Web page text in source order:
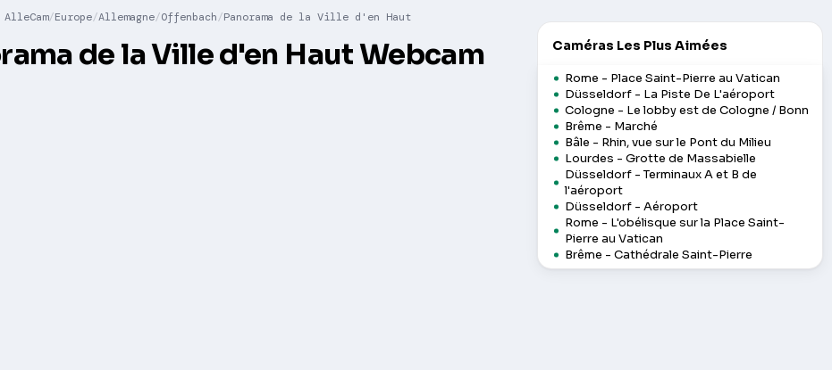
AlleCam Europe Allemagne Offenbach Panorama de la Ville d'en Haut
de la Ville d'en Haut Webcam Caméras Les Plus Aimées
Rome - Place Saint-Pierre au Vatican
Düsseldorf - La Piste De L'aéroport
Cologne - Le lobby est de Cologne / Bonn
Brême - Marché
Bâle - Rhin, vue sur le Pont du Milieu
Lourdes - Grotte de Massabielle
Düsseldorf - Terminaux A et B de
l'aéroport
Düsseldorf - Aéroport
Rome - L'obélisque sur la Place Saint-
Pierre au Vatican
Brême - Cathédrale Saint-Pierre